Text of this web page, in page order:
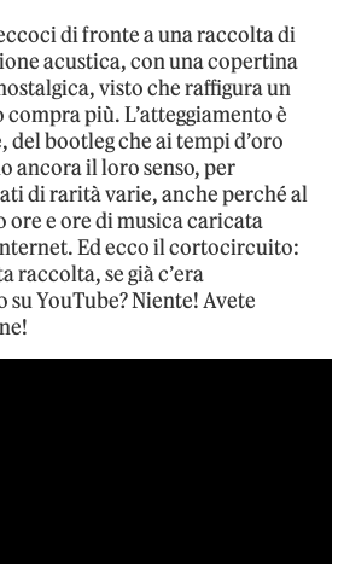
di fronte a una raccolta di
acustica, con una copertina
visto che raffigura un
compra più. L’atteggiamento è
del bootleg che ai tempi d’oro
ancora il loro senso, per
di rarità varie, anche perché al
ore e ore di musica caricata
Ed ecco il cortocircuito:
raccolta, se già c’era
YouTube? Niente! Avete